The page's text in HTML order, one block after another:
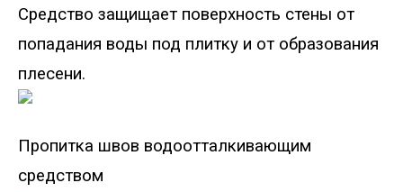
Средство защищает поверхность стены от
попадания воды под плитку и от образования
плесени.
Пропитка швов водоотталкивающим
средством